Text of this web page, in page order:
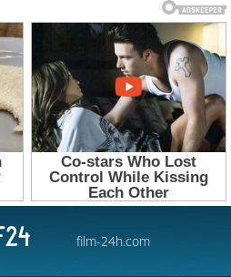
film-24h.com